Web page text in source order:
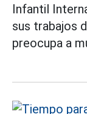
Infantil
sus trabajos
preocupa a